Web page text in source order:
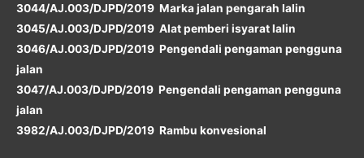
3044/AJ.003/DJPD/2019 Marka jalan pengarah lalin
3045/AJ.003/DJPD/2019 Alat pemberi isyarat lalin
3046/AJ.003/DJPD/2019 Pengendali pengaman pengguna
jalan
3047/AJ.003/DJPD/2019 Pengendali pengaman pengguna
jalan
3982/AJ.003/DJPD/2019 Rambu konvesional